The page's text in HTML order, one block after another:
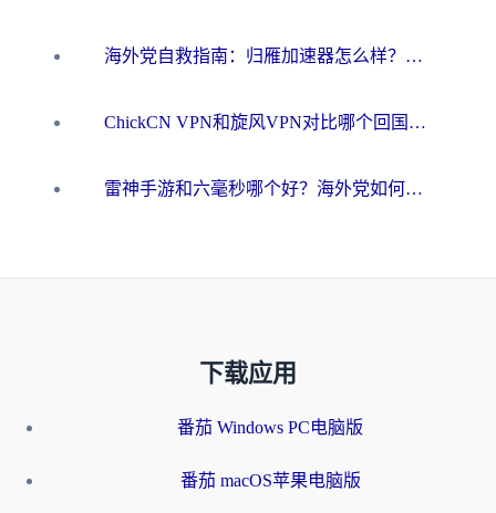
海外党自救指南：归雁加速器怎么样？教你避开坑实现国内资源无缝访问
ChickCN VPN和旋风VPN对比哪个回国效果更好？海外用户的选择困境与出路
雷神手游和六毫秒哪个好？海外党如何真正解锁国内资源
下载应用
番茄 Windows PC电脑版
番茄 macOS苹果电脑版